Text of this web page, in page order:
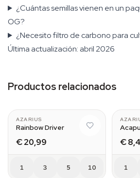
¿Cuántas semillas vienen en un
OG?
¿Necesito filtro de carbono para
Última actualización: abril 2026
Productos relacionados
AZARIUS
Rainbow Driver
€ 20,99
1 3 5 10
€
1